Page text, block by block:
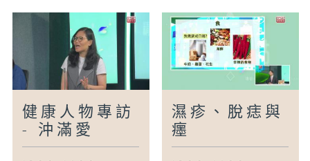
健康人物專訪
- 沖滿愛
濕疹、脫痣與
癦